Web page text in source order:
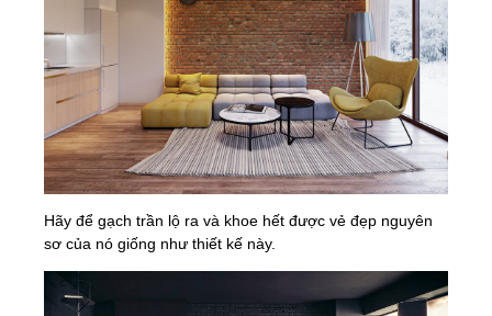
Hãy để gạch trần lộ ra và khoe hết được vẻ đẹp nguyên
sơ của nó giống như thiết kế này.